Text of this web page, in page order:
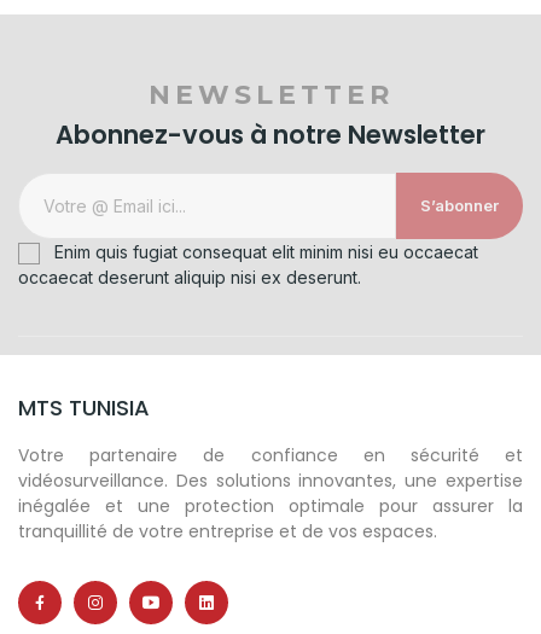
NEWSLETTER
Abonnez-vous à notre Newsletter
S’abonner
Enim quis fugiat consequat elit minim nisi eu occaecat
occaecat deserunt aliquip nisi ex deserunt.
MTS TUNISIA
Votre partenaire de confiance en sécurité et
vidéosurveillance. Des solutions innovantes, une expertise
inégalée et une protection optimale pour assurer la
tranquillité de votre entreprise et de vos espaces.